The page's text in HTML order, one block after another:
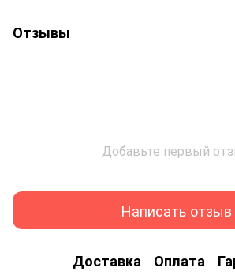
Отзывы
Добавьте первый
Написать отзыв
Доставка Оплата